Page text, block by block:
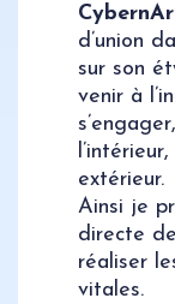
d’union
sur son
venir à
extérieur.
Ainsi je
directe
réaliser
vitales.